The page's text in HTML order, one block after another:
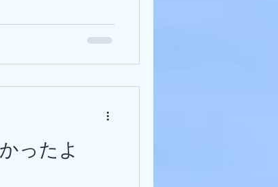
かと。 マッチボウミ
んだ… 送電菅の岩に
やすい位置です👀
とうございます
カベもちらほら。ネ
！ テトラの子達も
×2、沖側テトラにタ
懸命探してます)) 本
ったよ